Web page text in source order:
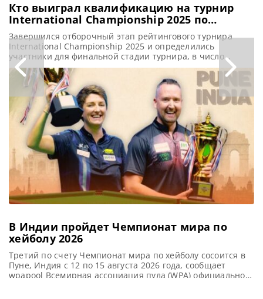
Кто выиграл квалификацию на турнир
International Championship 2025 по
снукеру
Завершился отборочный этап рейтингового турнира
International Championship 2025 и определились
участники для финальной стадии турнира, в число
которых вошли Шон Мерфи, Нил Робертсон, Марк
Уильямс, Джон Хиггинс, Марк Селби, Чжан Анда, Крис
Уокелин и другие звезды снукера, сообщает
totallysnookered После трехдневных отборочных баталий
в Ponds Forge в Шеффилде определились участники
предстоящего престижного турнира International
Championship
В Индии пройдет Чемпионат мира по
хейболу 2026
Третий по счету Чемпионат мира по хейболу сосоится в
Пуне, Индия с 12 по 15 августа 2026 года, сообщает
wpapool Всемирная ассоциация пула (WPA) официально